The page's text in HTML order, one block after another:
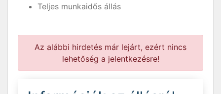
Teljes munkaidős állás
Az alábbi hirdetés már lejárt, ezért nincs
lehetőség a jelentkezésre!